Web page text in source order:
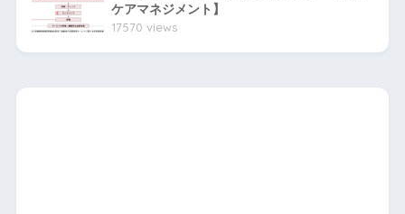
ケアマネジメント】
17570 views